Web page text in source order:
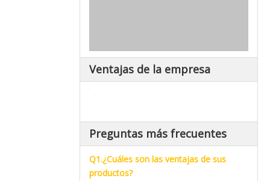
Ventajas de la empresa
Preguntas más frecuentes
Q1.¿Cuáles son las ventajas de sus
productos?